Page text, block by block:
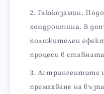
Глюкозамин.
хондроитина. В
положителен
процеси в
Астрингентите
премахване на